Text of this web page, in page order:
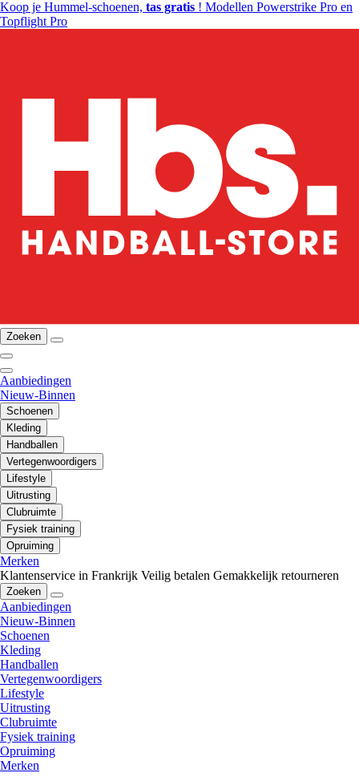
Koop je Hummel-schoenen, tas gratis ! Modellen Powerstrike Pro en
Topflight Pro
Zoeken
Aanbiedingen
Nieuw-Binnen
Schoenen
Kleding
Handballen
Vertegenwoordigers
Lifestyle
Uitrusting
Clubruimte
Fysiek training
Opruiming
Merken
Klantenservice in Frankrijk Veilig betalen Gemakkelijk retourneren
Zoeken
Aanbiedingen
Nieuw-Binnen
Schoenen
Kleding
Handballen
Vertegenwoordigers
Lifestyle
Uitrusting
Clubruimte
Fysiek training
Opruiming
Merken